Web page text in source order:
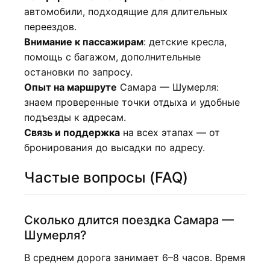
автомобили, подходящие для длительных
переездов.
Внимание к пассажирам: детские кресла,
помощь с багажом, дополнительные
остановки по запросу.
Опыт на маршруте Самара — Шумерля:
знаем проверенные точки отдыха и удобные
подъезды к адресам.
Связь и поддержка на всех этапах — от
бронирования до высадки по адресу.
Частые вопросы (FAQ)
Сколько длится поездка Самара —
Шумерля?
В среднем дорога занимает 6–8 часов. Время